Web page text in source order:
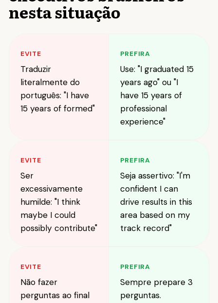
nesta situação
EVITE
Traduzir
literalmente do
português: "I have
15 years of formed"
PREFIRA
Use: "I graduated 15
years ago" ou "I
have 15 years of
professional
experience"
EVITE
Ser
excessivamente
humilde: "I think
maybe I could
possibly contribute"
PREFIRA
Seja assertivo: "I'm
confident I can
drive results in this
area based on my
track record"
EVITE
Não fazer
perguntas ao final
PREFIRA
Sempre prepare 3
perguntas.